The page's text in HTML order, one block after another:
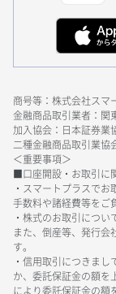
商号等：株式会社スマ
金融商品取引業者：関
加入協会：日本証券業
二種金融商品取引業協
＜重要事項＞
■口座開設・お取引に
・スマートプラスで
手数料や諸経費等をご
・株式のお取引につい
また、倒産等、発行会
す。
・信用取引につきま
か、委託保証金の額を
により委託保証金の額